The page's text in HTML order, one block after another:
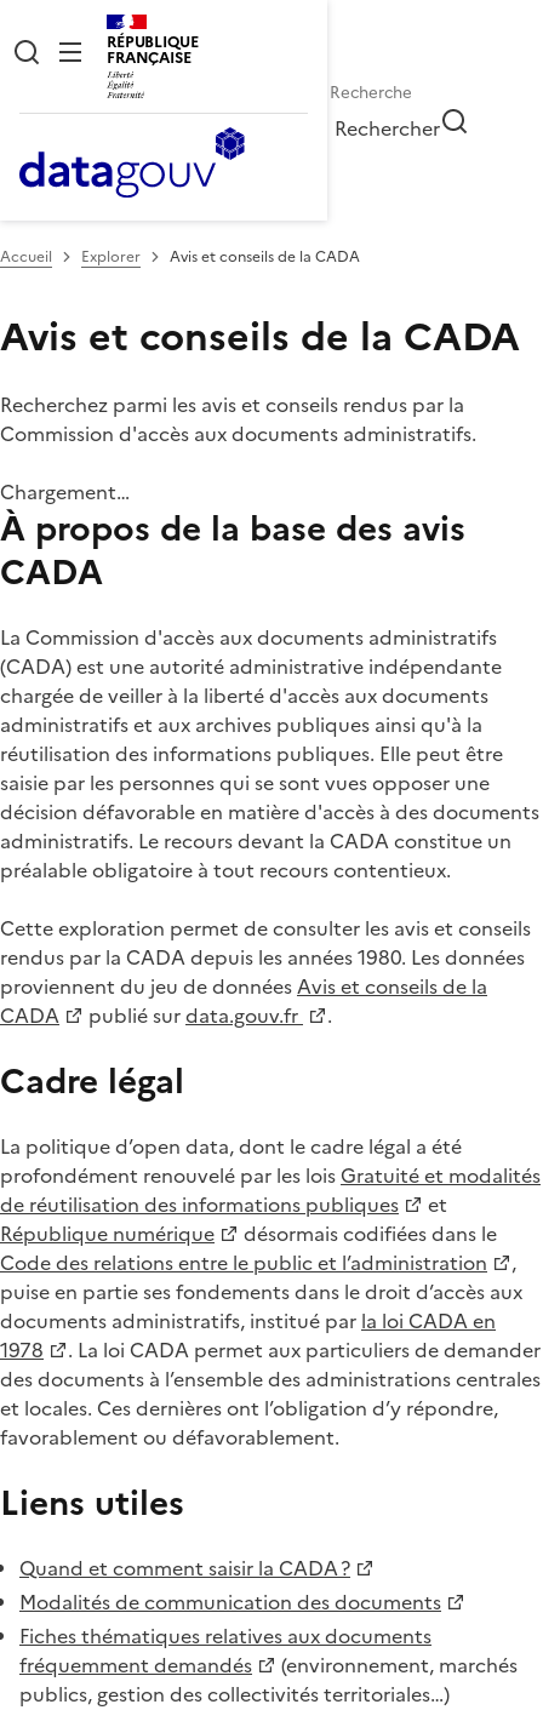
RÉPUBLIQUE
FRANÇAISE
Rechercher
Accueil Explorer Avis et conseils de la CADA
Avis et conseils de la CADA
Recherchez parmi les avis et conseils rendus par la
Commission d'accès aux documents administratifs.
Chargement…
À propos de la base des avis
CADA
La Commission d'accès aux documents administratifs
(CADA) est une autorité administrative indépendante
chargée de veiller à la liberté d'accès aux documents
administratifs et aux archives publiques ainsi qu'à la
réutilisation des informations publiques. Elle peut être
saisie par les personnes qui se sont vues opposer une
décision défavorable en matière d'accès à des documents
administratifs. Le recours devant la CADA constitue un
préalable obligatoire à tout recours contentieux.
Cette exploration permet de consulter les avis et conseils
rendus par la CADA depuis les années 1980. Les données
proviennent du jeu de donnéesAvis et conseils de la
CADA
publié surdata.gouv.fr .
Cadre légal
La politique d’open data, dont le cadre légal a été
profondément renouvelé par les loisGratuité et modalités
de réutilisation des informations publiques
et
République numérique
désormais codifiées dans le
Code des relations entre le public et l’administration
,
puise en partie ses fondements dans le droit d’accès aux
documents administratifs, institué par la loi CADA en
1978
. La loi CADA permet aux particuliers de demander
des documents à l’ensemble des administrations centrales
et locales. Ces dernières ont l’obligation d’y répondre,
favorablement ou défavorablement.
Liens utiles
Quand et comment saisir la CADA ?
Modalités de communication des documents
Fiches thématiques relatives aux documents
fréquemment demandés
(environnement, marchés
publics, gestion des collectivités territoriales…)